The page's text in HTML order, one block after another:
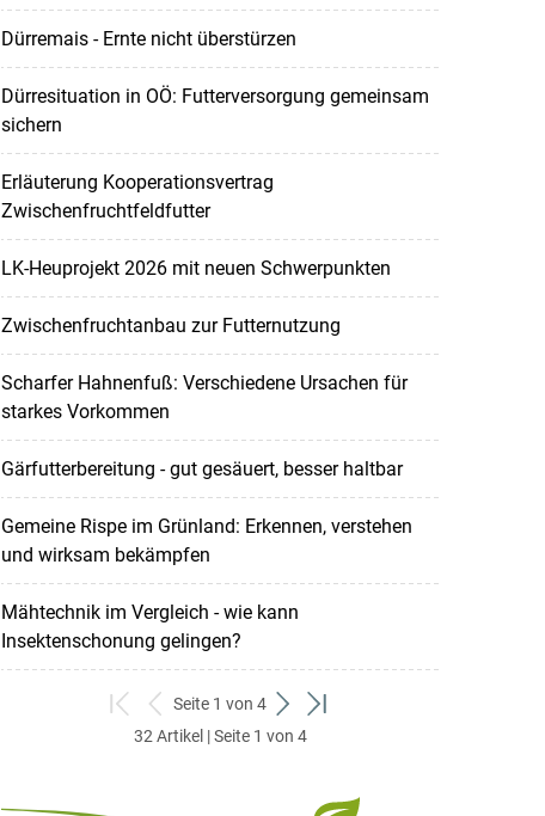
Dürremais - Ernte nicht überstürzen
Dürresituation in OÖ: Futterversorgung gemeinsam
sichern
Erläuterung Kooperationsvertrag
Zwischenfruchtfeldfutter
LK-Heuprojekt 2026 mit neuen Schwerpunkten
Zwischenfruchtanbau zur Futternutzung
Scharfer Hahnenfuß: Verschiedene Ursachen für
starkes Vorkommen
Gärfutterbereitung - gut gesäuert, besser haltbar
Gemeine Rispe im Grünland: Erkennen, verstehen
und wirksam bekämpfen
Mähtechnik im Vergleich - wie kann
Insektenschonung gelingen?
zum
ersten
zurück
zum
Seite 1 von 4
weiter
zum
zum
32 Artikel | Seite 1 von 4